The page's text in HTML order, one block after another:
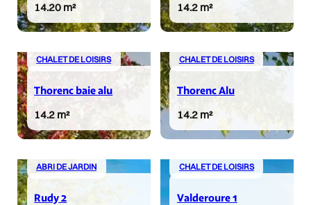
14.20 m² 14.2 m²
CHALET DE LOISIRS
Thorenc baie alu
14.2 m²
CHALET DE LOISIRS
Thorenc Alu
14.2 m²
ABRI DE JARDIN
Rudy 2
CHALET DE LOISIRS
Valderoure 1